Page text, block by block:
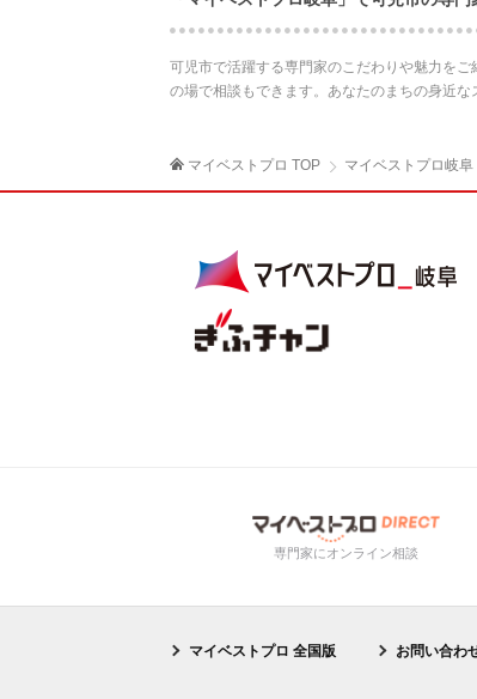
可児市で活躍する専門家のこだわりや魅力を
の場で相談もできます。あなたのまちの身近
マイベストプロ TOP マイベストプロ岐阜
専門家にオンライン相談
マイベストプロ 全国版
お問い合わ